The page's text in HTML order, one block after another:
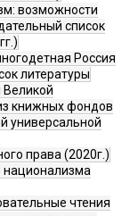
возможности
список
Россия
литературы
Великой
книжных фондов
универсальной
права (2020г.)
национализма
чтения